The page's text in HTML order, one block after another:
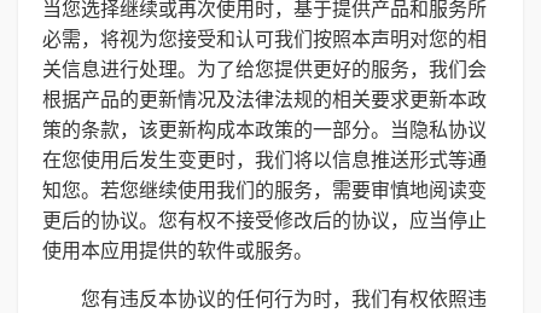
当您选择继续或再次使用时，基于提供产品和服务所
必需，将视为您接受和认可我们按照本声明对您的相
关信息进行处理。为了给您提供更好的服务，我们会
根据产品的更新情况及法律法规的相关要求更新本政
策的条款，该更新构成本政策的一部分。当隐私协议
在您使用后发生变更时，我们将以信息推送形式等通
知您。若您继续使用我们的服务，需要审慎地阅读变
更后的协议。您有权不接受修改后的协议，应当停止
使用本应用提供的软件或服务。
您有违反本协议的任何行为时，我们有权依照违